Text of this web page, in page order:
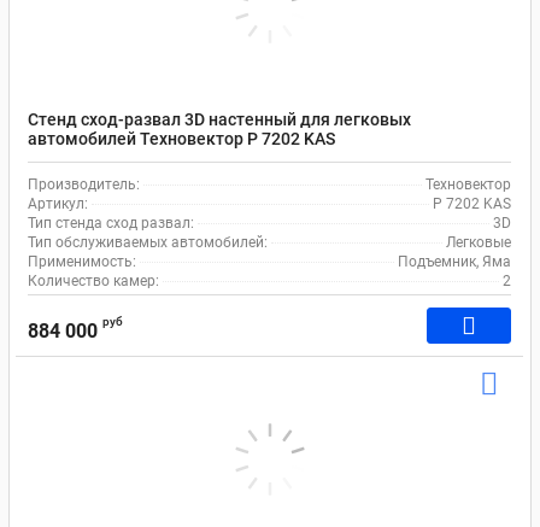
Стенд сход-развал 3D настенный для легковых
автомобилей Техновектор P 7202 KAS
Производитель:
Техновектор
Артикул:
P 7202 KAS
Тип стенда сход развал:
3D
Тип обслуживаемых автомобилей:
Легковые
Применимость:
Подъемник, Яма
Количество камер:
2
884 000 руб